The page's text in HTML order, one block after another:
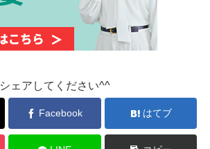
シェアしてください^^
Facebook はてブ